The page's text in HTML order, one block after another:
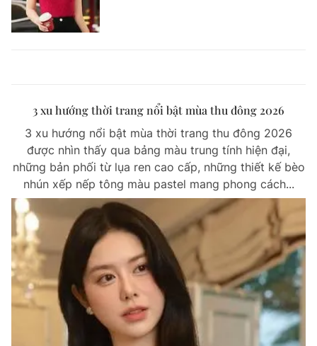
3 xu hướng thời trang nổi bật mùa thu đông 2026
3 xu hướng nổi bật mùa thời trang thu đông 2026
được nhìn thấy qua bảng màu trung tính hiện đại,
những bản phối từ lụa ren cao cấp, những thiết kế bèo
nhún xếp nếp tông màu pastel mang phong cách...